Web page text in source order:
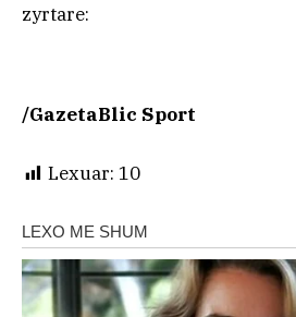
zyrtare:
/GazetaBlic Sport
Lexuar: 10